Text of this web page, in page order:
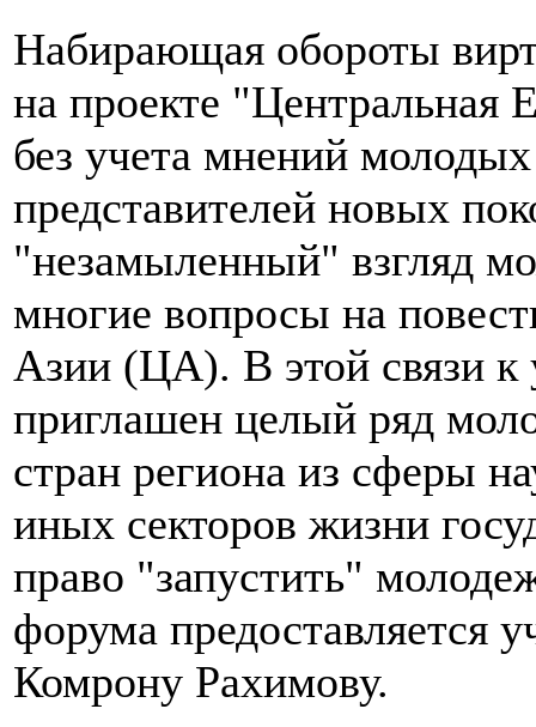
Набирающая обороты
на проекте "Центральная
без учета мнений
представителей новых
"незамыленный" взгляд
многие вопросы на
Азии (ЦА). В этой связи к
приглашен целый ряд
стран региона из сферы
иных секторов жизни
право "запустить"
форума предоставляется
Комрону Рахимову.